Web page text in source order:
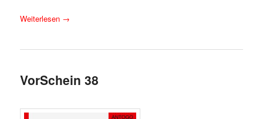
Weiterlesen →
VorSchein 38